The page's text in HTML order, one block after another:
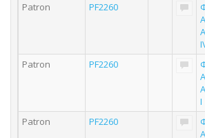
Patron
PF2260
Patron
PF2260
I
Patron
PF2260